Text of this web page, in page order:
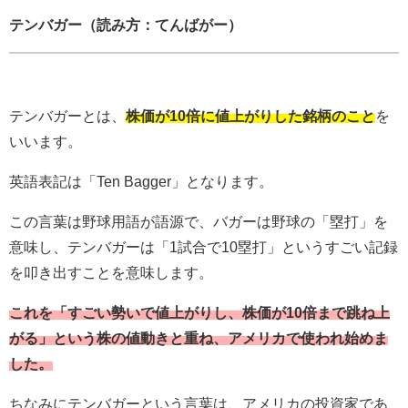
テンバガー（読み方：てんばがー）
テンバガーとは、 株価が10倍に値上がりした銘柄のことを
いいます。
英語表記は「Ten Bagger」となります。
この言葉は野球用語が語源で、 バガーは野球の「塁打」を
意味し、テンバガーは「1試合で10塁打」というすごい記録
を叩き出すこと を意味します。
これを「すごい勢いで値上がりし、株価が10倍まで跳ね上
がる」という株の値動きと重ね、アメリカで使われ始めま
した。
ちなみにテンバガーという言葉は、アメリカの投資家であ